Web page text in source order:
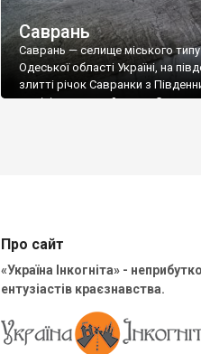
Саврань
Саврань — селище міського
Одеської області Україні, на
злитті річок Савранки з
адміністративний центр
Про сайт
«Україна Інкогніта» -
ентузіастів краєзнавства.